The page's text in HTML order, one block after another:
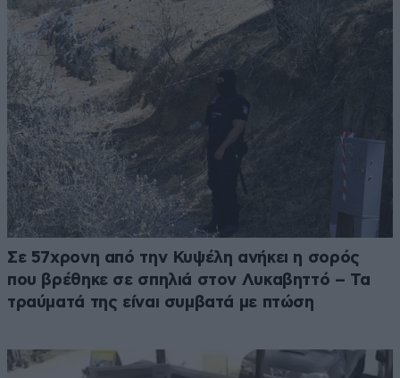
Σε 57χρονη από την Κυψέλη ανήκει η σορός
που βρέθηκε σε σπηλιά στον Λυκαβηττό – Τα
τραύματά της είναι συμβατά με πτώση